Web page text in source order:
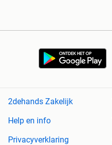
2dehands Zakelijk
Help en info
Privacyverklaring